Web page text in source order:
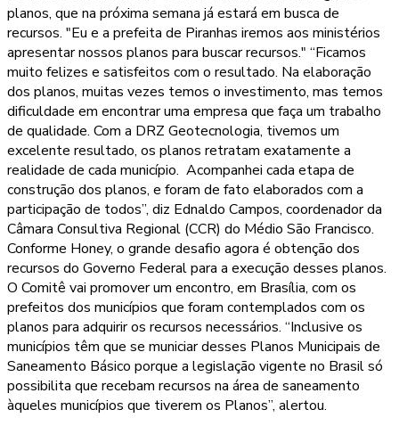
planos, que na próxima semana já estará em busca de
recursos. "Eu e a prefeita de Piranhas iremos aos ministérios
apresentar nossos planos para buscar recursos." “Ficamos
muito felizes e satisfeitos com o resultado. Na elaboração
dos planos, muitas vezes temos o investimento, mas temos
dificuldade em encontrar uma empresa que faça um trabalho
de qualidade. Com a DRZ Geotecnologia, tivemos um
excelente resultado, os planos retratam exatamente a
realidade de cada município. Acompanhei cada etapa de
construção dos planos, e foram de fato elaborados com a
participação de todos”, diz Ednaldo Campos, coordenador da
Câmara Consultiva Regional (CCR) do Médio São Francisco.
Conforme Honey, o grande desafio agora é obtenção dos
recursos do Governo Federal para a execução desses planos.
O Comitê vai promover um encontro, em Brasília, com os
prefeitos dos municípios que foram contemplados com os
planos para adquirir os recursos necessários. “Inclusive os
municípios têm que se municiar desses Planos Municipais de
Saneamento Básico porque a legislação vigente no Brasil só
possibilita que recebam recursos na área de saneamento
àqueles municípios que tiverem os Planos”, alertou.